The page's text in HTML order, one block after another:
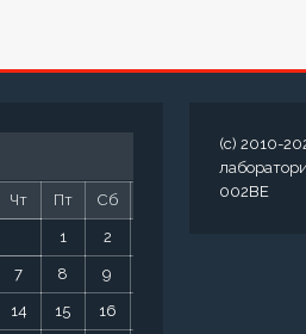
Чт Пт Сб
1 2
7 8 9
14 15 16
(c) 2010-
002BE